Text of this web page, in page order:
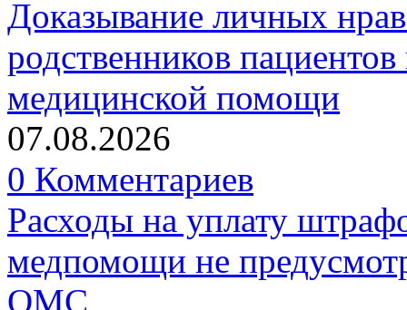
Доказывание личных
родственников
медицинской помощи
07.08.2026
0 Комментариев
Расходы на уплату
медпомощи не
ОМС